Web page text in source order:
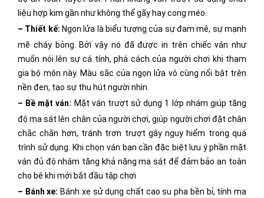
liệu hợp kim gần như không thể gãy hay cong méo.
– Thiết kế: Ngọn lửa là biểu tượng của sự đam mê, sự mạnh
mẽ cháy bỏng. Bởi vậy nó đã được in trên chiếc ván như
muốn nói lên sự cá tính, phá cách của người chơi khi tham
gia bộ môn này. Màu sắc của ngọn lửa vô cùng nổi bật trên
nền đen, tạo sự thu hút người nhìn.
– Bề mặt ván: Mặt ván trượt sử dụng 1 lớp nhám giúp tăng
độ ma sát lên chân của người chơi, giúp người chơi đặt chân
chắc chắn hơn, tránh trơn trượt gây nguy hiểm trong quá
trình sử dụng. Khi chọn ván bạn cần đặc biệt lưu ý phần mặt
ván đủ độ nhám tăng khả năng ma sát để đảm bảo an toàn
cho bé khi mới bắt đầu tập chơi
– Bánh xe: Bánh xe sử dụng chất cao su pha bền bỉ, tính ma